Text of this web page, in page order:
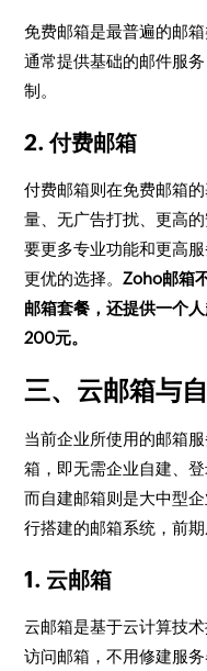
免费邮箱是最普遍的邮
通常提供基础的邮件服
制。
2. 付费邮箱
付费邮箱则在免费邮箱
量、无广告打扰、更高
要更多专业功能和更高
更优的选择。Zoho邮箱
邮箱套餐，还提供一个
200元。
三、云邮箱与
当前企业所使用的邮箱
箱，即无需企业自建、
而自建邮箱则是大中型
行搭建的邮箱系统，前期
1. 云邮箱
云邮箱是基于云计算技
访问邮箱，不用修建服